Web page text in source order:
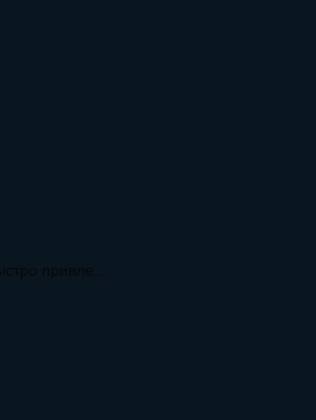
привле...